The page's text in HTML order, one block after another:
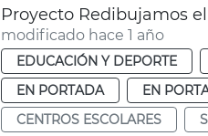
Proyecto Redibujamos
modificado hace 1 año
EDUCACIÓN Y DEPORTE
EN PORTADA
EN
CENTROS ESCOLARES